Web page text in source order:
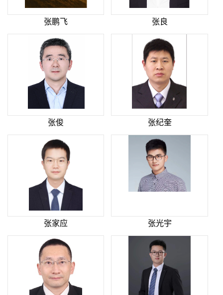
张鹏飞 张良
张俊 张纪奎
张家应 张光宇